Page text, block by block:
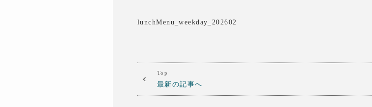
lunchMenu_weekday_202602
Top
最新の記事へ